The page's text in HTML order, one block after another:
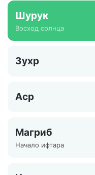
Шурук
Восход солнца
Зухр
Аср
Магриб
Начало ифтара